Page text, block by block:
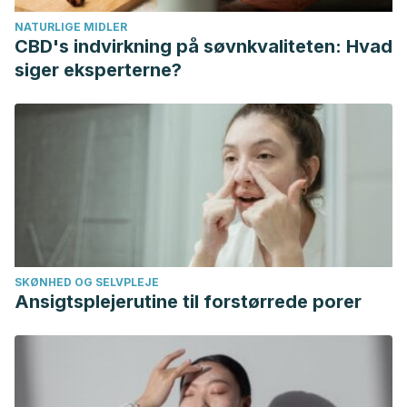
ofMelissa officinalisL. in visceral hypersensitivity in rat
using 2 models of acid-induced colitis and stress-induced
irritable bowel syndrome: a possible role of nitric oxide
pathway.
Journal of Neurogastroenterology Motility
2018. 24 (3): 490-501.
Khedmat H, Karbasi A, et al. Aloe vera in treatment of
refractory irritable bowel syndrome: trial on iranian patients.
Journal of Research in Medical Sciences. Agosto 2013. 18
Mayo Clinic. Síndrome de intestino irritable. Diciembre 2021.
National Institute of Diabetes, and Digestive and Kidney
Diseases. Alimentación, dieta y nutrition para el síndrome
de intestino irritable. U. S. Department of Health and Human
Services. Noviembre 2017.
Servicio Nacional de Salud de Escocia (NHS). Peppermint
oil: a medicine to treat stomach cramps and boating. Julio
NATURLIGE MIDLER
CBD's indvirkning på søvnkvaliteten: Hvad
siger eksperterne?
SKØNHED OG SELVPLEJE
Ansigtsplejerutine til forstørrede porer